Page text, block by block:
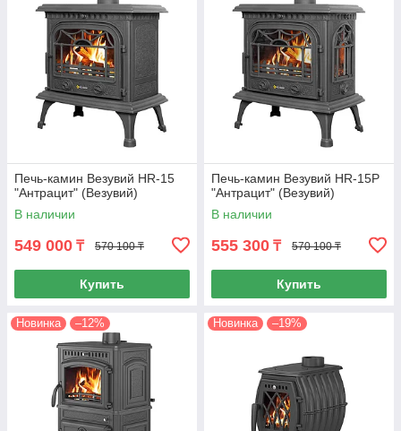
Печь-камин Везувий HR-15
"Антрацит" (Везувий)
В наличии
549 000 ₸ 570 100 ₸
Купить
Печь-камин Везувий HR-15Р
"Антрацит" (Везувий)
В наличии
555 300 ₸ 570 100 ₸
Купить
Новинка –12% Новинка –19%